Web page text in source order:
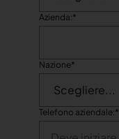
*
Azienda:
*
Nazione
*
Telefono aziendale: